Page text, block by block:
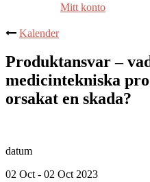
Mitt konto
Kalender
Produktansvar –
medicintekniska
orsakat en skada?
datum
02 Oct - 02 Oct 2023